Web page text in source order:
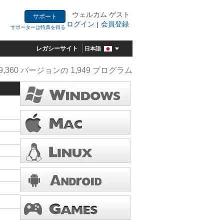
サポート
サポーターは特典を得る
ウェルカム ゲスト
ログイン | 会員登録
レガシーサイト 日本語
バージョンの 1,949 プログラム